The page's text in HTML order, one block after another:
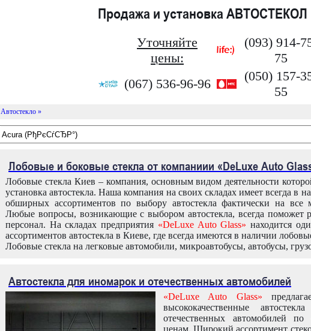
Продажа и установка АВТОСТЕКОЛ
Уточняйте
цены:
(093) 914-
75
(067) 536-96-96
(050) 157-
55
Автостекло »
Лобовые и боковые стекла от компаниии «DeLuxe Auto
Лобовые стекла Киев – компания, основным видом деятельности
установка автостекла. Наша компания на своих складах имеет всегда в
обширных ассортиментов по выбору автостекла фактически на все
Любые вопросы, возникающие с выбором автостекла, всегда
персонал. На складах предприятия «DeLuxe Auto Glass» находится
ассортиментов автостекла в Киеве, где всегда имеются в наличии
Лобовые стекла на легковые автомобили, микроавтобусы, автобусы,
Автостекла для иномарок и отечественных автомобилей
«DeLuxe Auto Glass»
высококачественные
отечественных автомобилей
ценам. Широкий ассортимент